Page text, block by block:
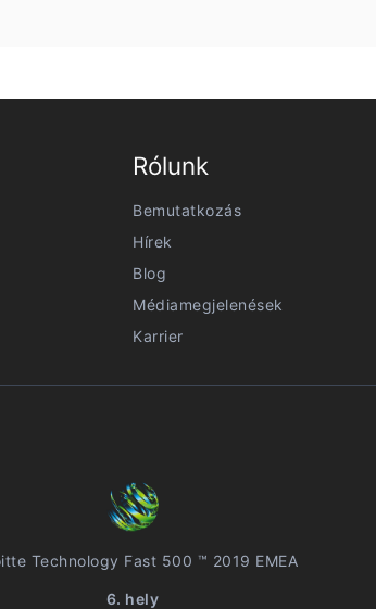
Rólunk
Bemutatkozás
Hírek
Blog
Médiamegjelenések
Karrier
Technology Fast 500 ™ 2019 EMEA
6. hely